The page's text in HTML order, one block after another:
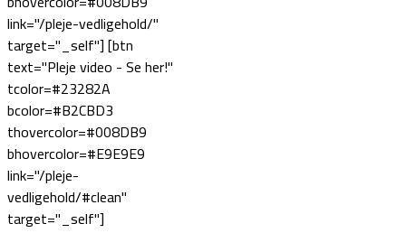
link="/pleje-vedligehold/"
target="_self"] [btn
text="Pleje video - Se her!"
tcolor=#23282A
bcolor=#B2CBD3
thovercolor=#008DB9
bhovercolor=#E9E9E9
link="/pleje-
vedligehold/#clean"
target="_self"]